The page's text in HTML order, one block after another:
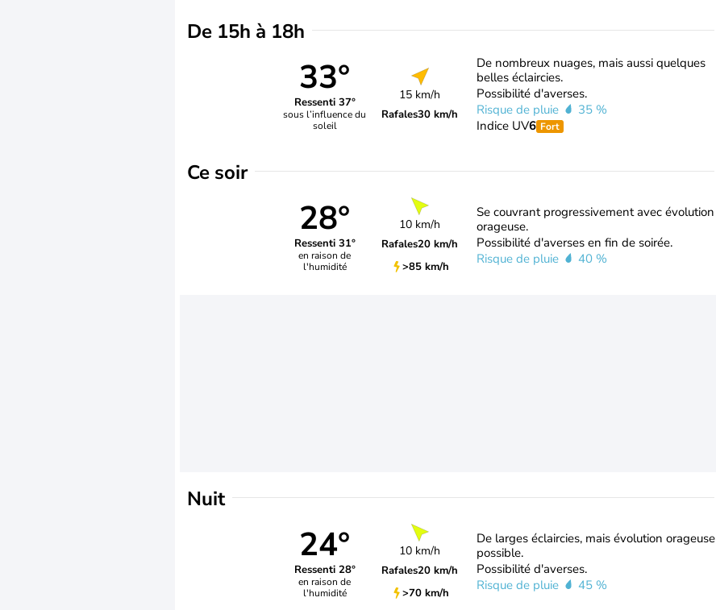
De 15h à 18h
33°
Ressenti 37°
sous l’influence du
soleil
15 km/h
Rafales30 km/h
De nombreux nuages, mais aussi quelques
belles éclaircies.
Possibilité d'averses.
Risque de pluie
35 %
Indice UV6 Fort
Ce soir
28°
Ressenti 31°
en raison de
l'humidité
10 km/h
Rafales20 km/h
>85 km/h
Se couvrant progressivement avec évolution
orageuse.
Possibilité d'averses en fin de soirée.
Risque de pluie
40 %
Nuit
24°
Ressenti 28°
en raison de
l'humidité
10 km/h
Rafales20 km/h
>70 km/h
De larges éclaircies, mais évolution orageuse
possible.
Possibilité d'averses.
Risque de pluie
45 %